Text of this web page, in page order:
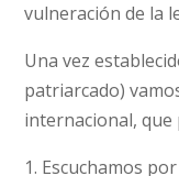
vulneración de la
Una vez
patriarcado)
internacional,
Escuchamos